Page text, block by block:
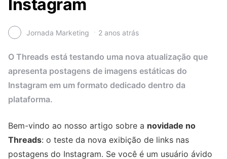
Instagram
Jornada Marketing 2 anos atrás
O Threads está testando uma nova atualização que
apresenta postagens de imagens estáticas do
Instagram em um formato dedicado dentro da
plataforma.
Bem-vindo ao nosso artigo sobre a novidade no
Threads: o teste da nova exibição de links nas
postagens do Instagram. Se você é um usuário ávido